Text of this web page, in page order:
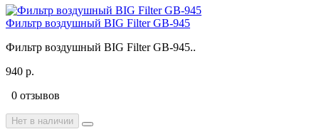
Фильтр воздушный BIG Filter GB-945
Фильтр воздушный BIG Filter GB-945..
940 р.
0 отзывов
Нет в наличии